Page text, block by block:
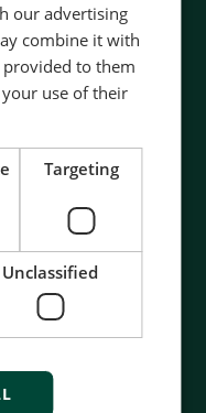
your options
standards
support
our advertising
combine it with
to them
use of their
Targeting
Unclassified